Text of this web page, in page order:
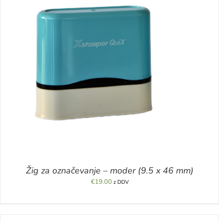
Žig za označevanje – moder (9.5 x 46 mm)
€19.00 z DDV